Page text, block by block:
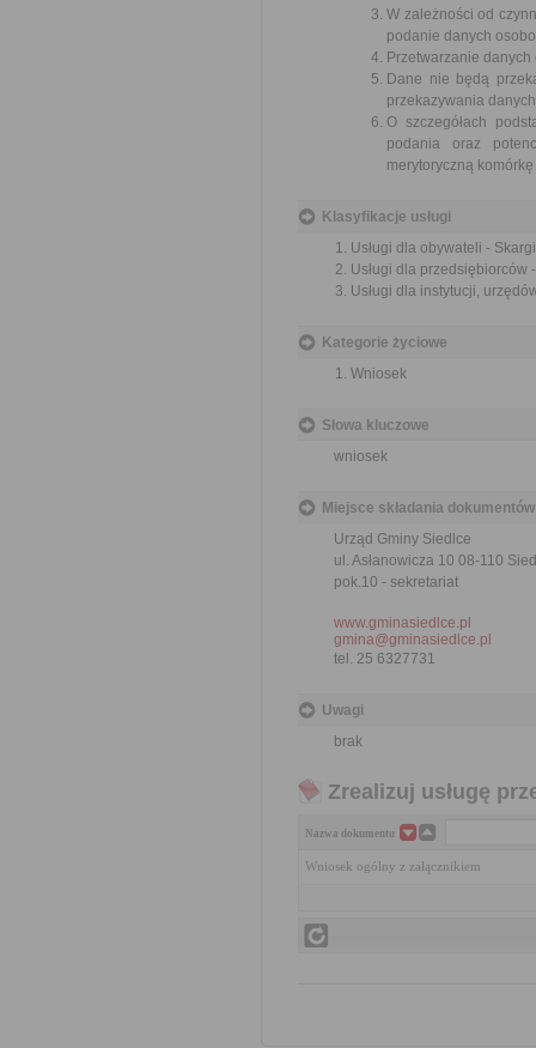
W zależności od
podanie danych
Przetwarzanie
Dane nie będą
przekazywania
O szczegółach
podania oraz
merytoryczną
Klasyfikacje usługi
Usługi dla obywateli -
Usługi dla przedsiębiorców
Usługi dla instytucji,
Kategorie życiowe
Wniosek
Słowa kluczowe
wniosek
Miejsce składania dokumentów
Urząd Gminy Siedlce
ul. Asłanowicza 10 08-110
pok.10 - sekretariat
www.gminasiedlce.pl
gmina@gminasiedlce.pl
tel. 25 6327731
Uwagi
brak
Zrealizuj usługę
Nazwa dokumentu
Wniosek ogólny z załącznikiem